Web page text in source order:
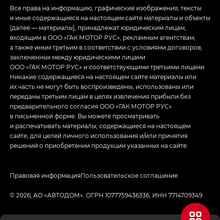
Все права на информацию, графические изображения, тексты
и иные содержащиеся на настоящем сайте материалы и объекты
(далее — материалы), принадлежат юридическим лицам,
входящим в ООО «ГАК МОТОР РУС», рекламным агентствам,
а также иным третьим в соответствии с условиями договоров,
заключенных между юридическими лицами
ООО «ГАК МОТОР РУС» и соответствующими третьими лицами.
Никакие содержащиеся на настоящем сайте материалы или
их часть не могут быть воспроизведены, использованы или
переданы третьим лицам в целях извлечения прибыли без
предварительного согласия ООО «ГАК МОТОР РУС»
в письменной форме. Вы можете просматривать
и распечатывать материалы, содержащиеся на настоящем
сайте, для целей личного использования и/или принятия
решений о приобретении продукции указанных на сайте.
© 2026, АО «АВТОДОМ». ОГРН 1077759436336, ИНН 7714709349
Правовая информацияПользовательское соглашение